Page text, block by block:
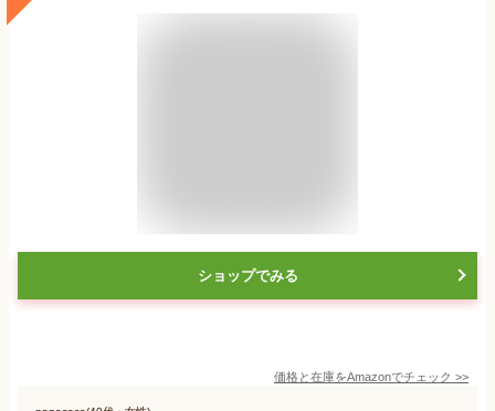
ショップでみる
価格と在庫をAmazonでチェック >>